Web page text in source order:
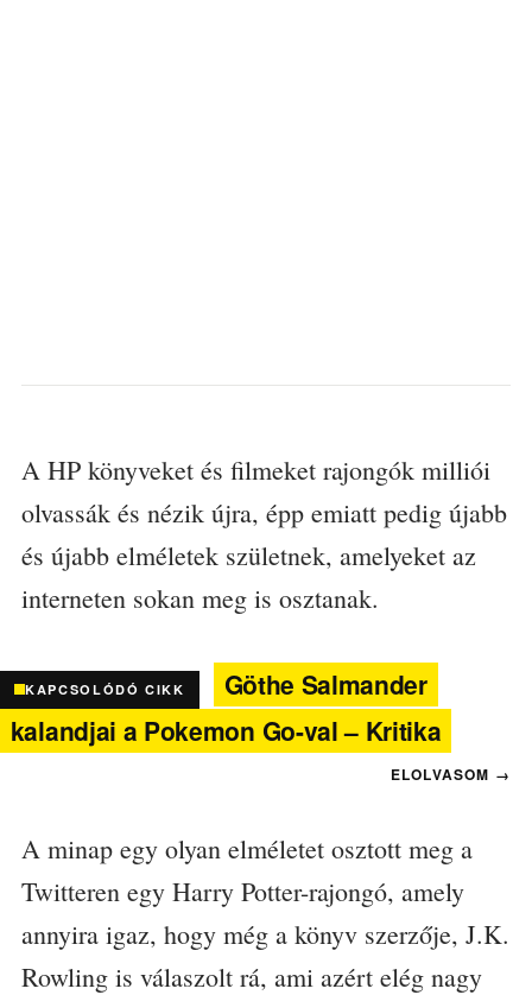
A HP könyveket és filmeket rajongók milliói
olvassák és nézik újra, épp emiatt pedig újabb
és újabb elméletek születnek, amelyeket az
interneten sokan meg is osztanak.
KAPCSOLÓDÓ CIKK
Göthe Salmander
kalandjai a Pokemon Go-val – Kritika
A minap egy olyan elméletet osztott meg a
Twitteren egy Harry Potter-rajongó, amely
annyira igaz, hogy még a könyv szerzője, J.K.
Rowling is válaszolt rá, ami azért elég nagy